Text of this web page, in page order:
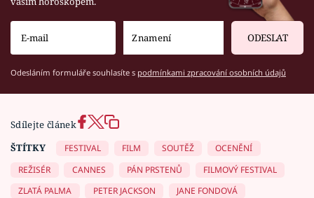
ODESLAT
Odesláním formuláře souhlasíte s podmínkami zpracování osobních údajů
Sdílejte článek
ŠTÍTKY
FESTIVAL FILM SOUTĚŽ
OCENĚNÍ
REŽISÉR
CANNES PÁN PRSTENŮ
FILMOVÝ FESTIVAL
ZLATÁ PALMA
PETER JACKSON
JANE FONDOVÁ